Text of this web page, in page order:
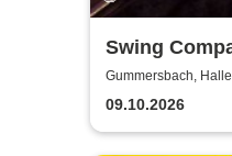
Swing
Olpe
Gummersbach,
09.10.2026